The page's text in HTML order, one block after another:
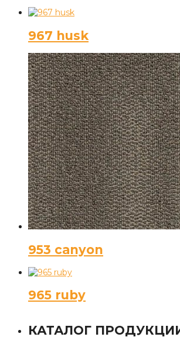
967 husk
953 canyon
965 ruby
КАТАЛОГ